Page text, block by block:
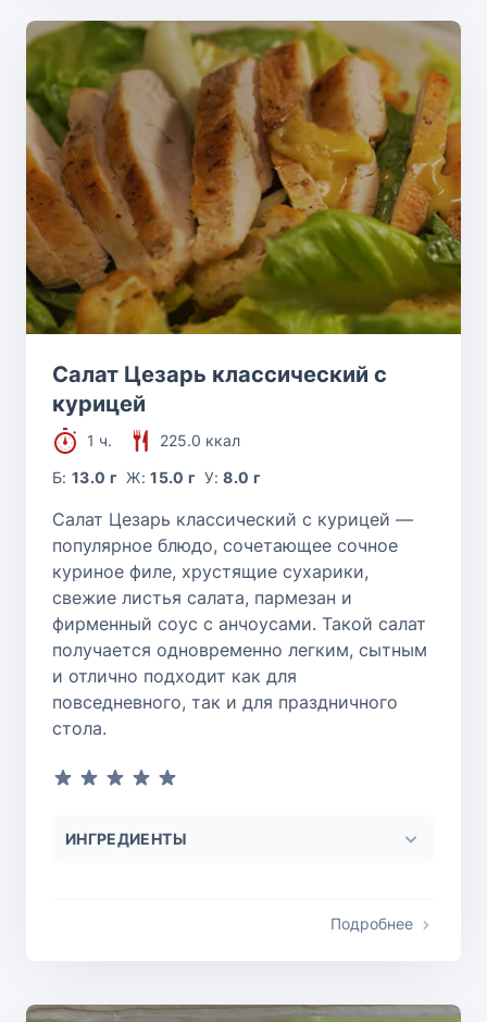
Блюда из сыра
Блюда из орехов
Блюда из вишни
Блюда из баранины
Салат Цезарь классический с
курицей
1 ч.
225.0 ккал
Б:13.0 г Ж:15.0 г У:8.0 г
Салат Цезарь классический с курицей —
популярное блюдо, сочетающее сочное
куриное филе, хрустящие сухарики,
свежие листья салата, пармезан и
фирменный соус с анчоусами. Такой салат
получается одновременно легким, сытным
и отлично подходит как для
повседневного, так и для праздничного
стола.
ИНГРЕДИЕНТЫ
Подробнее